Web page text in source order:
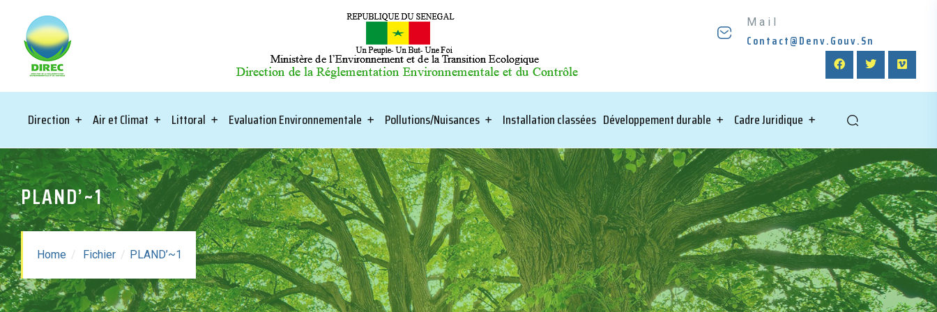
Mail
Contact@denv.gouv.sn
Direction Air et Climat Littoral Evaluation Environnementale Pollutions/Nuisances Installation classées Développement durable Cadre Juridique
PLAND’~1
Home Fichier PLAND’~1
PLAND'~1
Taille: 3.83 MB
Created: 06-03-2024